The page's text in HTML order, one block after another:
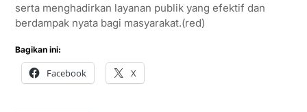
serta menghadirkan layanan publik yang efektif dan
berdampak nyata bagi masyarakat.(red)
Bagikan ini:
Facebook X